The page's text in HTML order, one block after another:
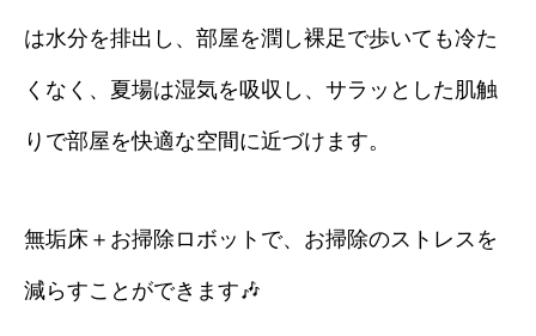
は水分を排出し、部屋を潤し裸足で歩いても冷た
くなく、夏場は湿気を吸収し、サラッとした肌触
りで部屋を快適な空間に近づけます。
無垢床＋お掃除ロボットで、お掃除のストレスを
減らすことができます🎶